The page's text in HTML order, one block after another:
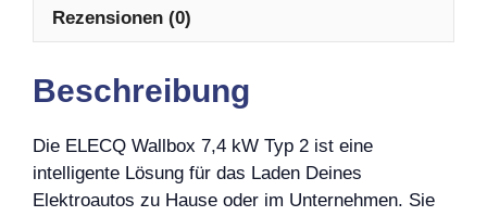
Rezensionen (0)
Beschreibung
Die ELECQ Wallbox 7,4 kW Typ 2 ist eine
intelligente Lösung für das Laden Deines
Elektroautos zu Hause oder im Unternehmen. Sie